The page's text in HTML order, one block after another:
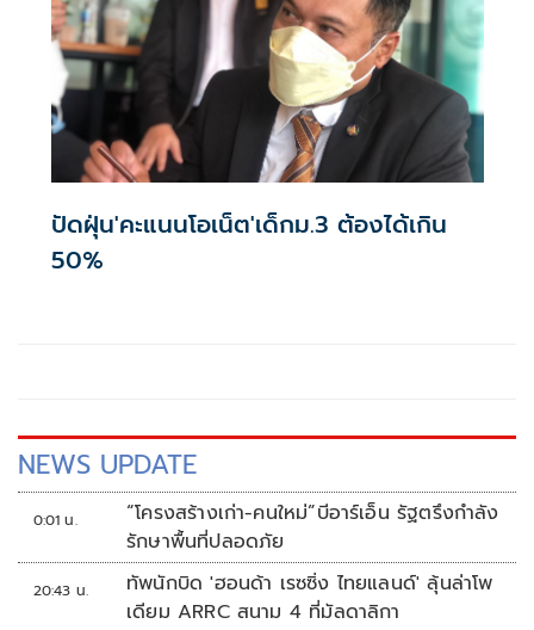
ปัดฝุ่น'คะแนนโอเน็ต'เด็กม.3 ต้องได้เกิน
50%
NEWS UPDATE
0:01 น.
“โครงสร้างเก่า-คนใหม่”บีอาร์เอ็น รัฐตรึงกำลัง
รักษาพื้นที่ปลอดภัย
20:43 น.
ทัพนักบิด 'ฮอนด้า เรซซิ่ง ไทยแลนด์' ลุ้นล่าโพ
เดียม ARRC สนาม 4 ที่มัลดาลิกา